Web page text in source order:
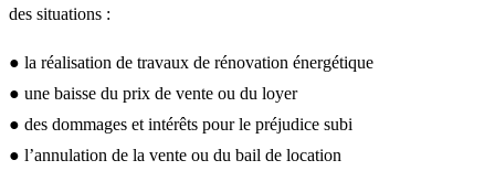
des situations :
● la réalisation de travaux de rénovation énergétique
● une baisse du prix de vente ou du loyer
● des dommages et intérêts pour le préjudice subi
● l’annulation de la vente ou du bail de location